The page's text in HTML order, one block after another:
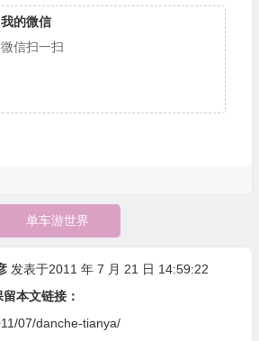
我的微信
微信扫一扫
单车游世界
发表于2011 年 7 月 21 日 14:59:22
本文链接：
07/danche-tianya/